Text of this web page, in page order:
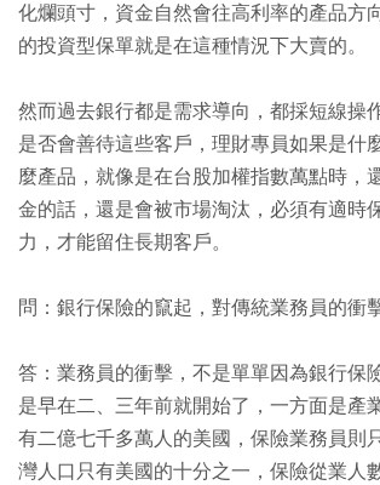
化爛頭寸，資金自然會往高利率的產品方
的投資型保單就是在這種情況下大賣的。
然而過去銀行都是需求導向，都採短線操
是否會善待這些客戶，理財專員如果是什
麼產品，就像是在台股加權指數萬點時，
金的話，還是會被市場淘汰，必須有適時
力，才能留住長期客戶。
問：銀行保險的竄起，對傳統業務員的衝
答：業務員的衝擊，不是單單因為銀行保
是早在二、三年前就開始了，一方面是產
有二億七千多萬人的美國，保險業務員則
灣人口只有美國的十分之一，保險從業人